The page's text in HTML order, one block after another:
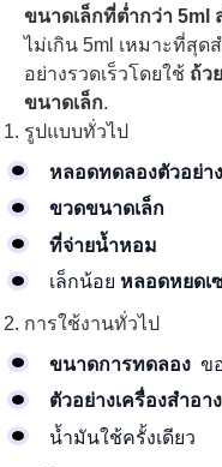
ขนาดเล็กที่ต่ำกว่า
ไม่เกิน 5ml เหมาะที่สุ
อย่างรวดเร็วโดยใช้ ถ้ว
ขนาดเล็ก.
รูปแบบทั่วไป
หลอดทดลองตัวอย่าง
ขวดขนาดเล็ก
ที่จ่ายน้ำหอม
เล็กน้อย หลอดหยดเ
การใช้งานทั่วไป
ขนาดการทดลอง ข
ตัวอย่างเครื่องสำอาง
น้ำมันใช้ครั้งเดียว